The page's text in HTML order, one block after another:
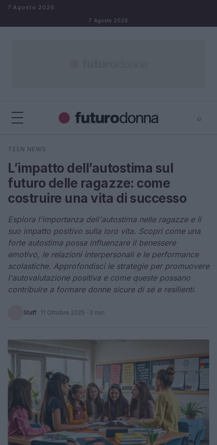
Salta al contenuto
7 Agosto 2026
7 Agosto 2026
⌕
Cerca
TEEN NEWS
L’impatto dell’autostima sul
futuro delle ragazze: come
costruire una vita di successo
Esplora l'importanza dell'autostima nelle ragazze e il
suo impatto positivo sulla loro vita. Scopri come una
forte autostima possa influenzare il benessere
emotivo, le relazioni interpersonali e le performance
scolastiche. Approfondisci le strategie per promuovere
l'autovalutazione positiva e come queste possano
contribuire a formare donne sicure di sé e resilienti.
Staff · 11 Ottobre 2025 · 3 min